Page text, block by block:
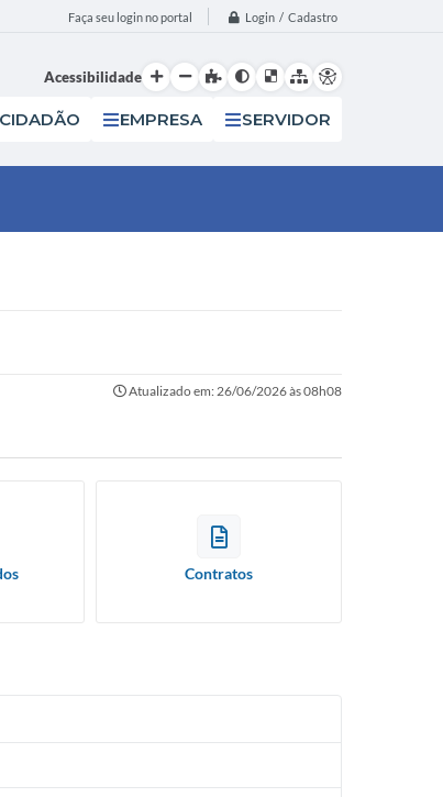
Faça seu login no portal Login / Cadastro
Acessibilidade
CIDADÃO EMPRESA SERVIDOR
Atualizado em: 26/06/2026 às 08h08
Contratos